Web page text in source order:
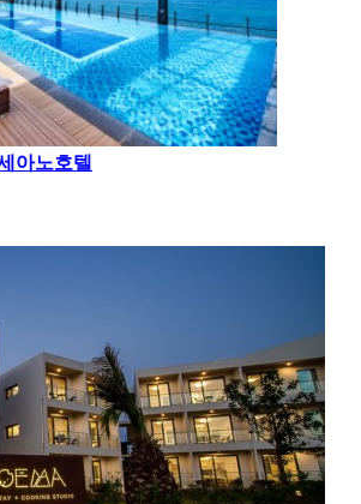
아노호텔